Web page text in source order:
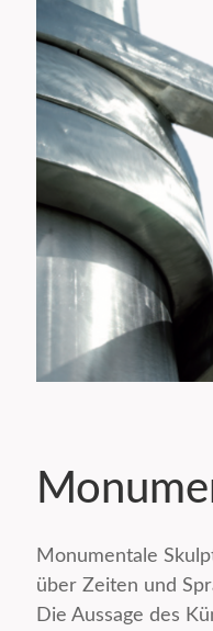
Monumentale
über Zeiten und
Die Aussage des